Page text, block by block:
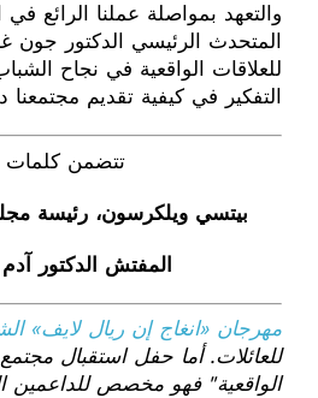
والتعهد بمواصلة عملنا الرائع
المتحدث الرئيسي الدكتور جون
للعلاقات الواقعية في نجاح
التفكير في كيفية تقديم مجتمعنا
تتضمن
بيتسي ويلكرسون، رئيسة
المفتش الدكتور آدم
مهرجان «انغاج إن ريال لايف»
للعائلات. أما حفل استقبال
الواقعية" فهو مخصص للداعمين